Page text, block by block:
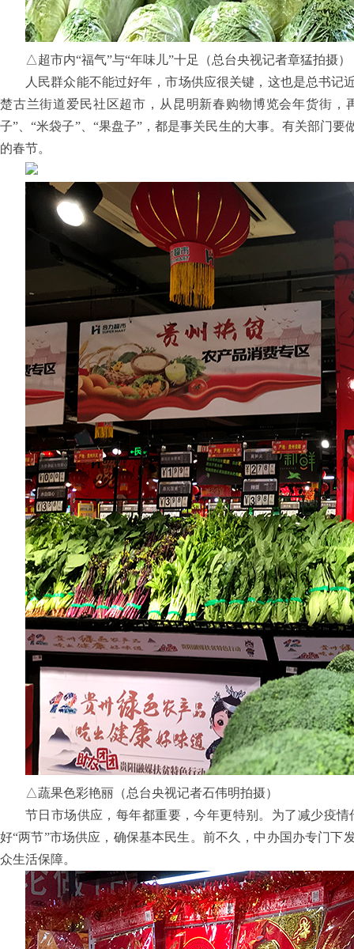
△超市内“福气”与“年味儿”十足（总台央视记者章猛拍摄）
人民群众能不能过好年，市场供应很关键，这也是总书
楚古兰街道爱民社区超市，从昆明新春购物博览会年货街
子”、“米袋子”、“果盘子”，都是事关民生的大事。有关部门
的春节。
△蔬果色彩艳丽（总台央视记者石伟明拍摄）
节日市场供应，每年都重要，今年更特别。为了减少疫
好“两节”市场供应，确保基本民生。前不久，中办国办专门
众生活保障。